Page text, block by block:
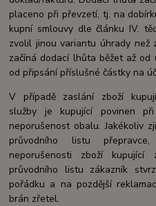
placeno při převzetí, tj. na
kupní smlouvy dle článku IV.
zvolil jinou variantu úhrady než
začíná dodací lhůta běžet až
od připsání příslušné částky na
V případě zaslání zboží
služby je kupující povinen
neporušenost obalu. Jakékoliv
průvodního listu
neporušenosti zboží kupující
průvodního listu zákazník
pořádku a na pozdější
brán zřetel.